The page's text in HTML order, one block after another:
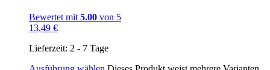
Bewertet mit 5.00 von 5
13,49 €
Lieferzeit: 2 - 7 Tage